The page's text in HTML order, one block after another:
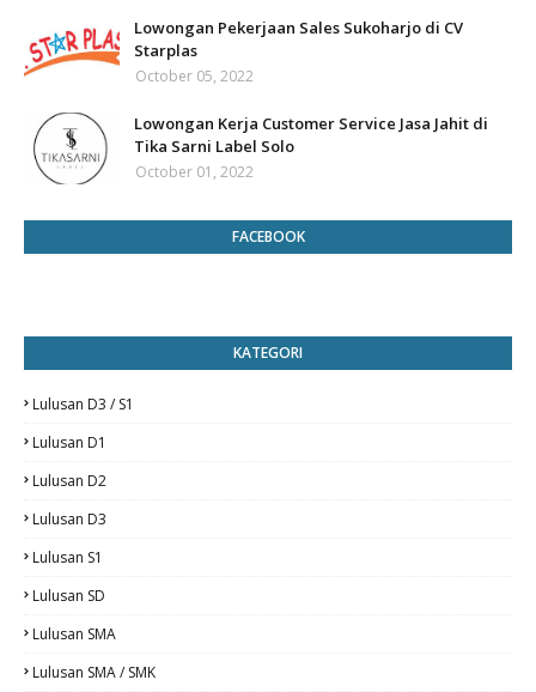
Lowongan Pekerjaan Sales Sukoharjo di CV
Starplas
October 05, 2022
Lowongan Kerja Customer Service Jasa Jahit di
Tika Sarni Label Solo
October 01, 2022
FACEBOOK
KATEGORI
Lulusan D3 / S1
Lulusan D1
Lulusan D2
Lulusan D3
Lulusan S1
Lulusan SD
Lulusan SMA
Lulusan SMA / SMK